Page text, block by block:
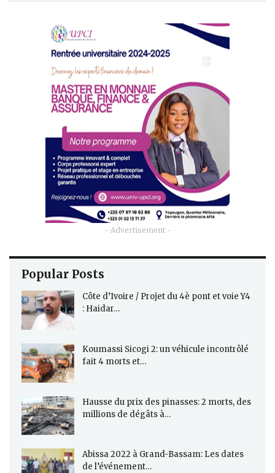
- Advertisement -
Popular Posts
Côte d’Ivoire / Projet du 4è pont et voie Y4
: Haidar…
Koumassi Sicogi 2: un véhicule incontrôlé
fait 4 morts et…
Hausse du prix des pinasses: 2 morts, des
millions de dégâts à…
Abissa 2022 à Grand-Bassam: Les dates
de l’événement…